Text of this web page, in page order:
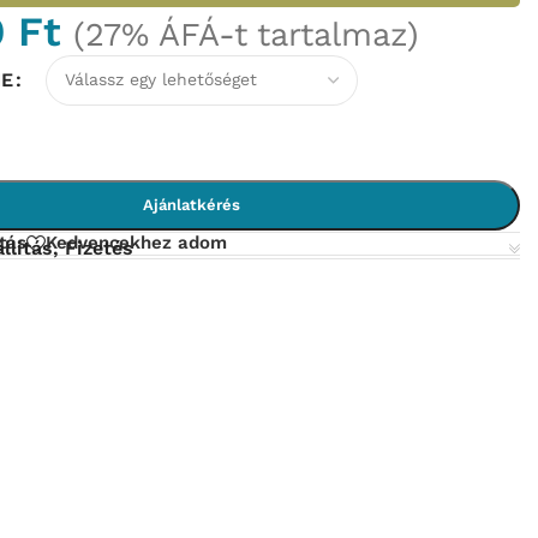
Ft (27% ÁFÁ-t tartalmaz)
Ajánlatkérés
Kedvencekhez adom
Fizetés